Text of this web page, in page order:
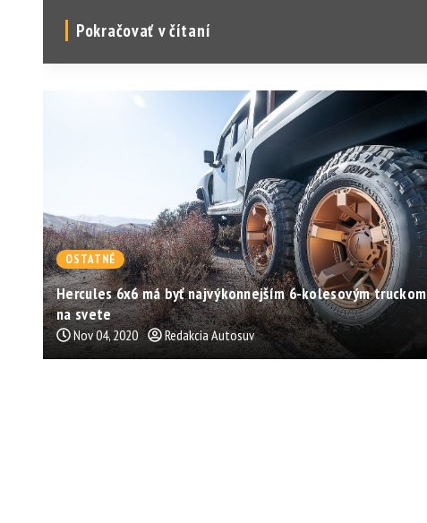
Pokračovať v čítaní
OSTATNÉ
Hercules 6x6 má byť najvýkonnejším 6-kolesovým truckom
na svete
Nov 04, 2020 Redakcia Autosuv